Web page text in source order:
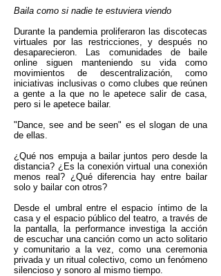
Baila como si nadie te estuviera viendo
Durante la pandemia proliferaron las discotecas
virtuales por las restricciones, y después no
desaparecieron. Las comunidades de baile
online siguen manteniendo su vida como
movimientos de descentralización, como
iniciativas inclusivas o como clubes que reúnen
a gente a la que no le apetece salir de casa,
pero si le apetece bailar.
"Dance, see and be seen" es el slogan de una
de ellas.
¿Qué nos empuja a bailar juntos pero desde la
distancia? ¿Es la conexión virtual una conexión
menos real? ¿Qué diferencia hay entre bailar
solo y bailar con otros?
Desde el umbral entre el espacio íntimo de la
casa y el espacio público del teatro, a través de
la pantalla, la performance investiga la acción
de escuchar una canción como un acto solitario
y comunitario a la vez, como una ceremonia
privada y un ritual colectivo, como un fenómeno
silencioso y sonoro al mismo tiempo.